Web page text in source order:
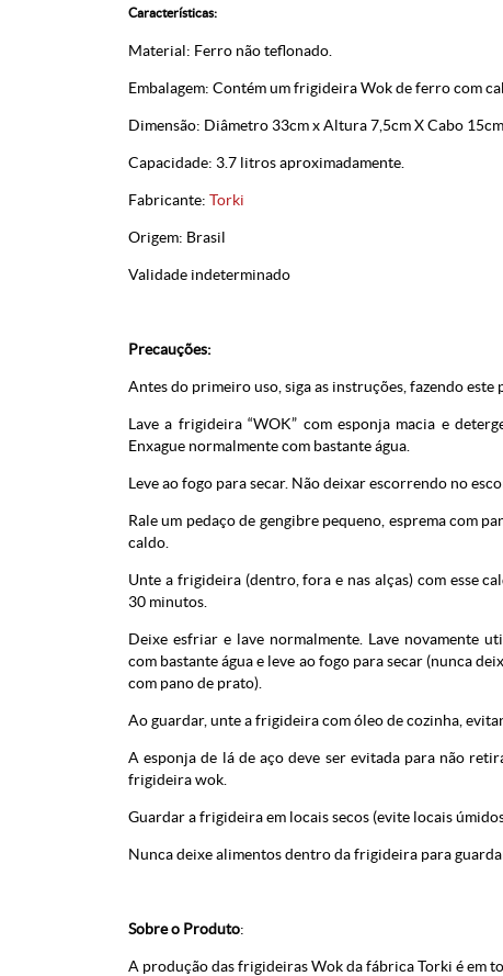
Características:
Material: Ferro não teflonado.
Embalagem: Contém um frigideira Wok de ferro com
Dimensão: Diâmetro 33cm x Altura 7,5cm X Cabo 15cm
Capacidade: 3.7 litros aproximadamente.
Fabricante: Torki
Origem: Brasil
Validade indeterminado
Precauções:
Antes do primeiro uso, siga as instruções, fazendo este
Lave a frigideira “WOK” com esponja macia e
Enxague normalmente com bastante água.
Leve ao fogo para secar. Não deixar escorrendo no
Rale um pedaço de gengibre pequeno, esprema com
caldo.
Unte a frigideira (dentro, fora e nas alças) com esse
30 minutos.
Deixe esfriar e lave normalmente. Lave novamente
com bastante água e leve ao fogo para secar (nunca
com pano de prato).
Ao guardar, unte a frigideira com óleo de cozinha,
A esponja de lá de aço deve ser evitada para não
frigideira wok.
Guardar a frigideira em locais secos (evite locais
Nunca deixe alimentos dentro da frigideira para
Sobre o Produto:
A produção das frigideiras Wok da fábrica Torki é em